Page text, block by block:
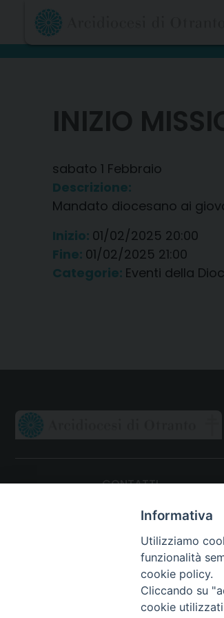
content
INIZIO
sabato 1 Febbraio
Descrizione:
Mandato diocesano ai
Inizio: 01/02/2025 20:00
Fine: 01/02/2025 21:00
Categorie: Eventi della
CONTATTI
Webmail Uffici
Webmail Parrocchie
Informativa
Utilizziamo
funzionalità
cookie policy.
Cliccando su
cookie